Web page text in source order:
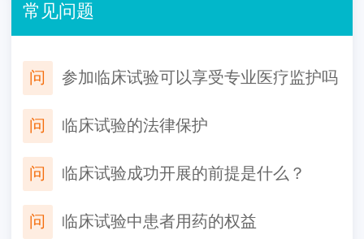
常见问题
问 参加临床试验可以享受专业医疗监护吗
问 临床试验的法律保护
问 临床试验成功开展的前提是什么？
问 临床试验中患者用药的权益